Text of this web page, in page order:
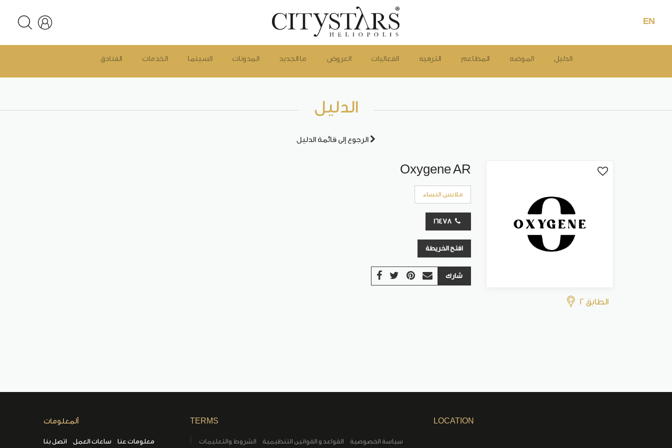
EN
الفنادق الخدمات السينما المدونات ما الجديد العروض الفعاليات الترفيه المطاعم الموضه الدليل
الدليل
الرجوع إلى قائمة الدليل
الطابق 2
Oxygene AR
ملابس النساء
افتح الخريطة
شارك
ألمعلومات
اتصل بنا ساعات العمل معلومات عنا
TERMS
الشروط والتعليمات القواعد و القوانين التنظيمية سياسة الخصوصية
LOCATION